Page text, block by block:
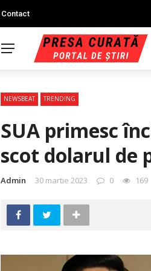
Contact
NEWSBEAT TRENDING
SUA primesc
scot dolarul de
Admin 30 martie 2023 0 169